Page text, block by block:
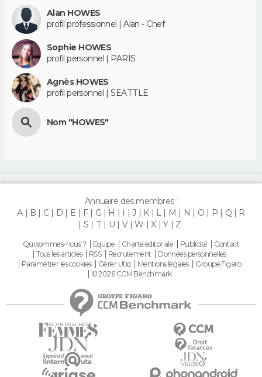
Alan HOWES
profil professionnel | Alan - Chef
Sophie HOWES
profil personnel | PARIS
Agnès HOWES
profil personnel | SEATTLE
Nom "HOWES"
Annuaire des membres :
A
B C D E F G H I J K L M N O P Q
R
S
T U V W X Y Z
Qui sommes-nous ? Equipe Charte éditoriale Publicité
Contact
Tous les articles
RSS Recrutement
Données personnelles
Paramétrer les cookies
Gérer Utiq Mentions légales
Groupe Figaro
© 2026 CCM Benchmark